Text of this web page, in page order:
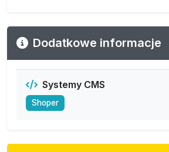
Dodatkowe informacje
Systemy CMS
Shoper